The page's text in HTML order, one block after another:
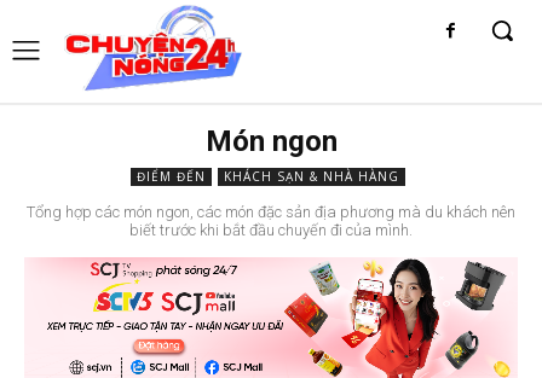
Món ngon
ĐIỂM ĐẾN KHÁCH SẠN & NHÀ HÀNG
Tổng hợp các món ngon, các món đặc sản địa phương mà du khách nên
biết trước khi bắt đầu chuyến đi của mình.